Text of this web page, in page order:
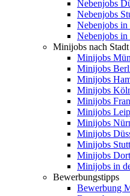
Nebenjobs
Nebenjobs
Nebenjobs in
Nebenjobs in
Minijobs nach Stadt
Minijobs
Minijobs
Minijobs
Minijobs
Minijobs
Minijobs
Minijobs
Minijobs
Minijobs
Minijobs
Minijobs in
Bewerbungstipps
Bewerbung